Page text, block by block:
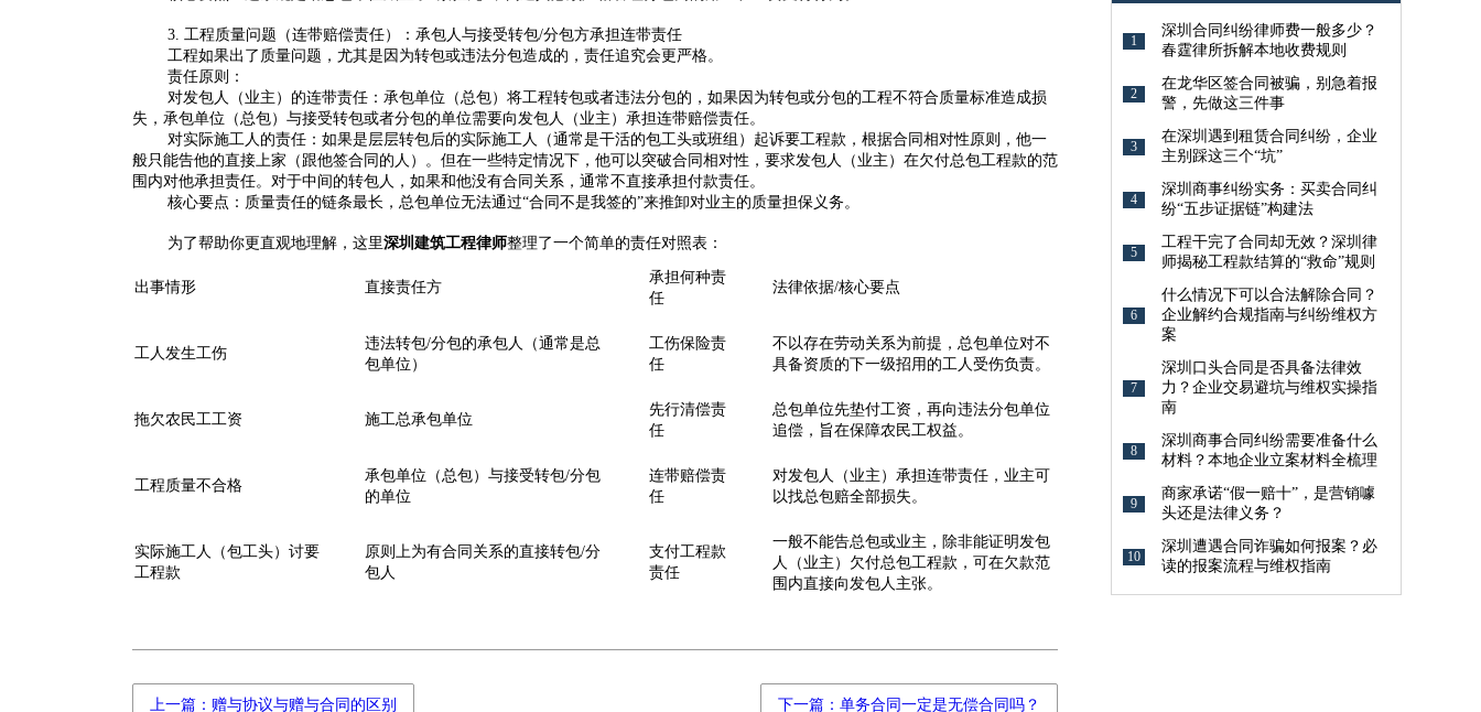
3. 工程质量问题（连带赔偿责任）： 承包人与接受转包/分包方承担连带责任
工程如果出了质量问题，尤其是因为转包或违法分包造成的，责任追究会更严格。
责任原则 ：
对发包人（业主）的连带责任：承包单位（总包）将工程转包或者违法分包的，如果因为转包或分包的工程不符合质量标准造成损
失，承包单位（总包）与接受转包或者分包的单位需要向发包人（业主）承担连带赔偿责任。
对实际施工人的责任：如果是层层转包后的实际施工人（通常是干活的包工头或班组）起诉要工程款，根据合同相对性原则，他一
般只能告他的直接上家（跟他签合同的人） 。但在一些特定情况下，他可以突破合同相对性，要求发包人（业主）在欠付总包工程款的范
围内对他承担责任。对于中间的转包人，如果和他没有合同关系，通常不直接承担付款责任。
核心要点 ：质量责任的链条最长，总包单位无法通过“合同不是我签的”来推卸对业主的质量担保义务。
为了帮助你更直观地理解，这里深圳建筑工程律师整理了一个简单的责任对照表：
出事情形 直接责任方
承担何种责
任
法律依据/核心要点
工人发生工伤
违法转包/分包的承包人（通常是总
包单位）
工伤保险责
任
不以存在劳动关系为前提，总包单位对不
具备资质的下一级招用的工人受伤负责。
拖欠农民工工资 施工总承包单位
先行清偿责
任
总包单位先垫付工资，再向违法分包单位
追偿，旨在保障农民工权益。
工程质量不合格
承包单位（总包）与接受转包/分包
的单位
连带赔偿责
任
对发包人（业主）承担连带责任，业主可
以找总包赔全部损失。
实际施工人（包工头）讨要
工程款
原则上为有合同关系的直接转包/分
包人
支付工程款
责任
一般不能告总包或业主，除非能证明发包
人（业主）欠付总包工程款，可在欠款范
围内直接向发包人主张。
上一篇：赠与协议与赠与合同的区别 下一篇：单务合同一定是无偿合同吗？
1
深圳合同纠纷律师费一般多少？
春霆律所拆解本地收费规则
2
在龙华区签合同被骗，别急着报
警，先做这三件事
3
在深圳遇到租赁合同纠纷，企业
主别踩这三个“坑”
4
深圳商事纠纷实务：买卖合同纠
纷“五步证据链”构建法
5
工程干完了合同却无效？深圳律
师揭秘工程款结算的“救命”规则
6
什么情况下可以合法解除合同？
企业解约合规指南与纠纷维权方
案
7
深圳口头合同是否具备法律效
力？企业交易避坑与维权实操指
南
8
深圳商事合同纠纷需要准备什么
材料？本地企业立案材料全梳理
9
商家承诺“假一赔十”，是营销噱
头还是法律义务？
10
深圳遭遇合同诈骗如何报案？必
读的报案流程与维权指南